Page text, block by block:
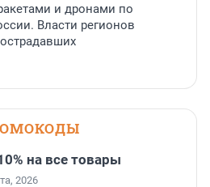
и дронами по
Власти регионов
на все товары
2026